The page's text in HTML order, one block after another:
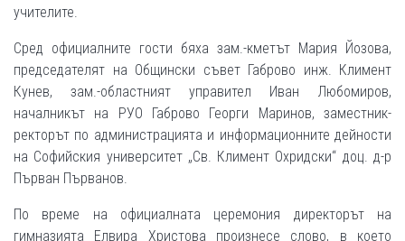
учителите.
Сред официалните гости бяха зам.-кметът Мария Йозова,
председателят на Общински съвет Габрово инж. Климент
Кунев, зам.-областният управител Иван Любомиров,
началникът на РУО Габрово Георги Маринов, заместник-
ректорът по администрацията и информационните дейности
на Софийския университет „Св. Климент Охридски“ доц. д-р
Първан Първанов.
По време на официалната церемония директорът на
гимназията Елвира Христова произнесе слово, в което